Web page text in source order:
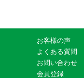
お客様の声
よくある質問
お問い合わせ
会員登録